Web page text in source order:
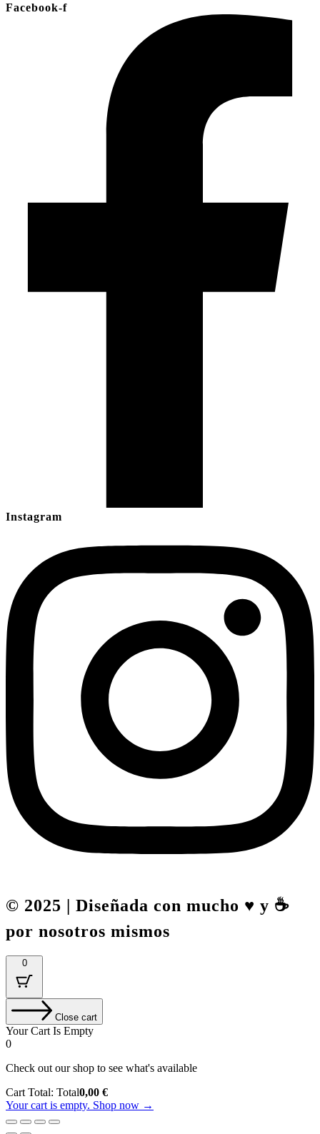
Facebook-f
Instagram
© 2025 | Diseñada con mucho ♥️ y ☕
por nosotros mismos
0
Close cart
Your Cart Is Empty
0
Check out our shop to see what's available
Cart Total: Total0,00 €
Your cart is empty. Shop now →